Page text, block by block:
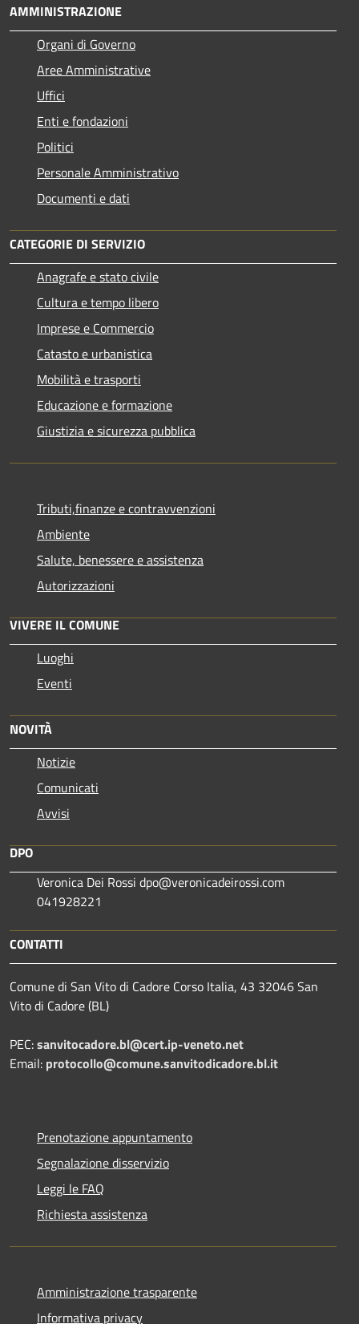
AMMINISTRAZIONE
Organi di Governo
Aree Amministrative
Uffici
Enti e fondazioni
Politici
Personale Amministrativo
Documenti e dati
CATEGORIE DI SERVIZIO
Anagrafe e stato civile
Cultura e tempo libero
Imprese e Commercio
Catasto e urbanistica
Mobilità e trasporti
Educazione e formazione
Giustizia e sicurezza pubblica
Tributi,finanze e contravvenzioni
Ambiente
Salute, benessere e assistenza
Autorizzazioni
VIVERE IL COMUNE
Luoghi
Eventi
NOVITÀ
Notizie
Comunicati
Avvisi
DPO
Veronica Dei Rossi dpo@veronicadeirossi.com
041928221
CONTATTI
Comune di San Vito di Cadore Corso Italia, 43 32046 San
Vito di Cadore (BL)
PEC:sanvitocadore.bl@cert.ip-veneto.net
Email: protocollo@comune.sanvitodicadore.bl.it
Prenotazione appuntamento
Segnalazione disservizio
Leggi le FAQ
Richiesta assistenza
Amministrazione trasparente
Informativa privacy